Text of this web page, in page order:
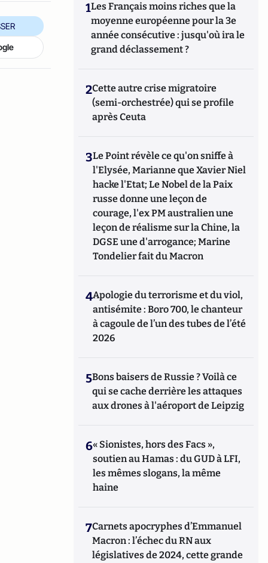
1Les Français moins riches que la
moyenne européenne pour la 3e
année consécutive : jusqu'où ira le
grand déclassement ?
2Cette autre crise migratoire
(semi-orchestrée) qui se profile
après Ceuta
3Le Point révèle ce qu'on sniffe à
l'Elysée, Marianne que Xavier Niel
hacke l'Etat; Le Nobel de la Paix
russe donne une leçon de
courage, l'ex PM australien une
leçon de réalisme sur la Chine, la
DGSE une d'arrogance; Marine
Tondelier fait du Macron
4Apologie du terrorisme et du viol,
antisémite : Boro 700, le chanteur
à cagoule de l’un des tubes de l’été
2026
5Bons baisers de Russie ? Voilà ce
qui se cache derrière les attaques
aux drones à l'aéroport de Leipzig
6« Sionistes, hors des Facs »,
soutien au Hamas : du GUD à LFI,
les mêmes slogans, la même
haine
7Carnets apocryphes d’Emmanuel
Macron : l’échec du RN aux
législatives de 2024, cette grande